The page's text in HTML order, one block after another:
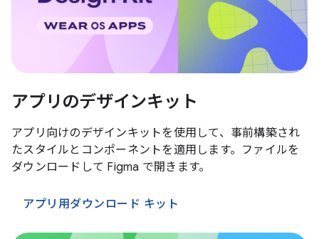
アプリのデザインキット
アプリ向けのデザインキットを使用して、事前構築され
たスタイルとコンポーネントを適用します。ファイルを
ダウンロードして Figma で開きます。
アプリ用ダウンロード キット